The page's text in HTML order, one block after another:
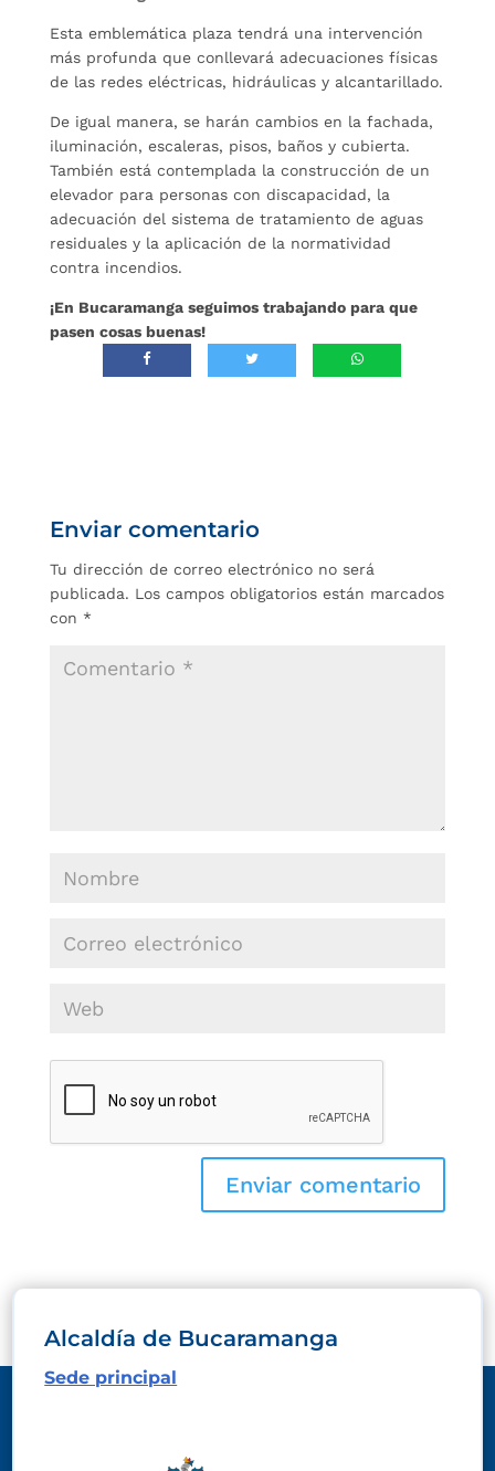
Esta emblemática plaza tendrá una intervención
más profunda que conllevará adecuaciones físicas
de las redes eléctricas, hidráulicas y alcantarillado.
De igual manera, se harán cambios en la fachada,
iluminación, escaleras, pisos, baños y cubierta.
También está contemplada la construcción de un
elevador para personas con discapacidad, la
adecuación del sistema de tratamiento de aguas
residuales y la aplicación de la normatividad
contra incendios.
¡En Bucaramanga seguimos trabajando para que
pasen cosas buenas!
Enviar comentario
Tu dirección de correo electrónico no será
publicada. Los campos obligatorios están marcados
con *
Alcaldía de Bucaramanga
Sede principal